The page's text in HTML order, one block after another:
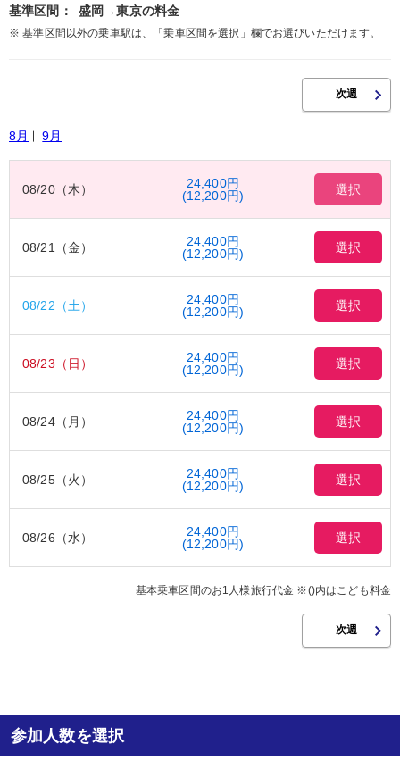
基準区間： 盛岡→東京の料金
※ 基準区間以外の乗車駅は、「乗車区間を選択」欄でお選びいただけます。
8月 9月
08/20（木）
24,400円
(12,200円)
選択
08/21（金）
24,400円
(12,200円)
選択
08/22（土）
24,400円
(12,200円)
選択
08/23（日）
24,400円
(12,200円)
選択
08/24（月）
24,400円
(12,200円)
選択
08/25（火）
24,400円
(12,200円)
選択
08/26（水）
24,400円
(12,200円)
選択
基本乗車区間のお1人様旅行代金 ※()内はこども料金
参加人数を選択